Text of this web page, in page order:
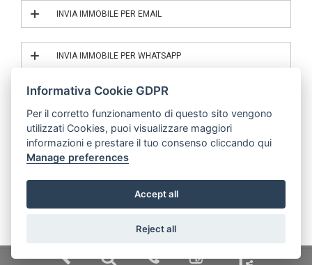
INVIA IMMOBILE PER EMAIL
INVIA IL RIF. 2/26006
INVIA IMMOBILE PER WHATSAPP
INVIA IL RIF. 2/26006
© | P.IVA 04683000485
Mobile Application v.2019 -
Informativa Cookie GDPR
Per il corretto funzionamento di questo sito vengono
utilizzati Cookies, puoi visualizzare maggiori
informazioni e prestare il tuo consenso cliccando qui
Manage preferences
Accept all
Reject all